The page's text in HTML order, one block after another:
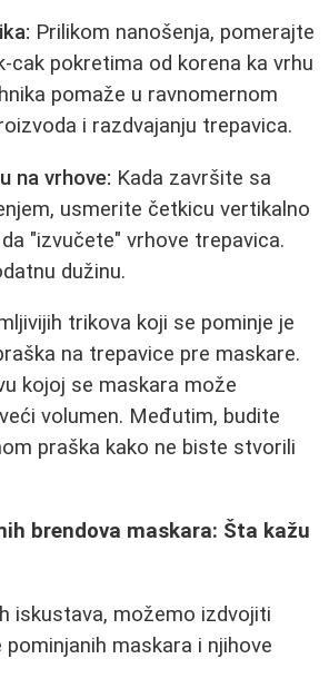
Prilikom nanošenja, pomerajte
cak pokretima od korena ka vrhu
pomaže u ravnomernom
i razdvajanju trepavica.
na vrhove: Kada završite sa
usmerite četkicu vertikalno
"izvučete" vrhove trepavica.
dužinu.
trikova koji se pominje je
na trepavice pre maskare.
kojoj se maskara može
volumen. Međutim, budite
praška kako ne biste stvorili
brendova maskara: Šta kažu
iskustava, možemo izdvojiti
maskara i njihove